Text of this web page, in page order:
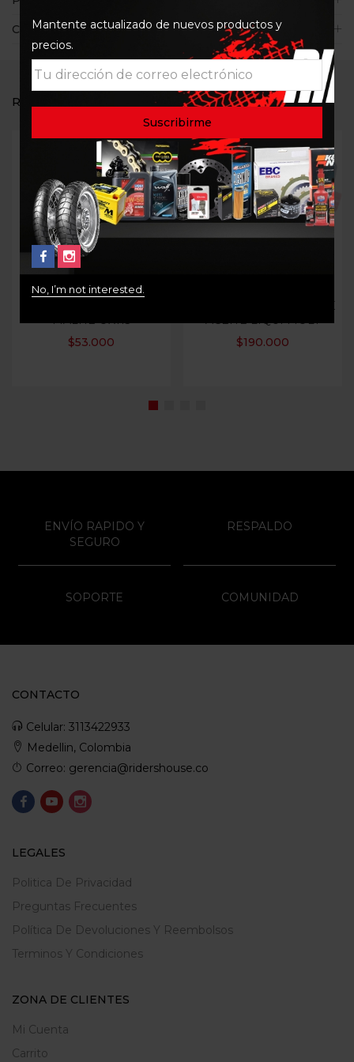
Consultas
RELATED PRODUCTS
MALHE OX115
$53.000
Out Of Stock
BIDON RECOLECTOR DE
ACEITE LIQUI MOLY
$190.000
Mantente actualizado de nuevos productos y
precios.
No, I’m not interested.
ENVÍO RAPIDO Y
SEGURO
RESPALDO
SOPORTE COMUNIDAD
CONTACTO
Celular: 3113422933
Medellin, Colombia
Correo: gerencia@ridershouse.co
LEGALES
Politica De Privacidad
Preguntas Frecuentes
Política De Devoluciones Y Reembolsos
Terminos Y Condiciones
ZONA DE CLIENTES
Mi Cuenta
Carrito